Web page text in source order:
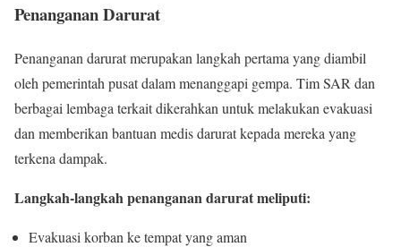
Penanganan Darurat
Penanganan darurat merupakan langkah pertama yang diambil
oleh pemerintah pusat dalam menanggapi gempa. Tim SAR dan
berbagai lembaga terkait dikerahkan untuk melakukan evakuasi
dan memberikan bantuan medis darurat kepada mereka yang
terkena dampak.
Langkah-langkah penanganan darurat meliputi:
Evakuasi korban ke tempat yang aman